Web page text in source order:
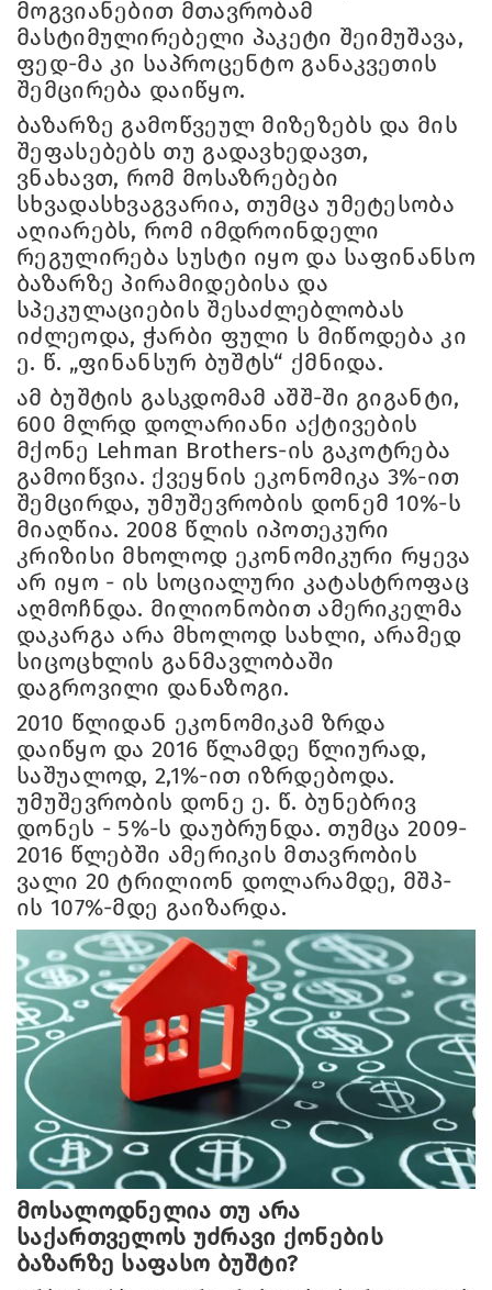
მოგვიანებით მთავრობამ
მასტიმულირებელი პაკეტი შეიმუშავა,
ფედ-მა კი საპროცენტო განაკვეთის
შემცირება დაიწყო.
ბაზარზე გამოწვეულ მიზეზებს და მის
შეფასებებს თუ გადავხედავთ,
ვნახავთ, რომ მოსაზრებები
სხვადასხვაგვარია, თუმცა უმეტესობა
აღიარებს, რომ იმდროინდელი
რეგულირება სუსტი იყო და საფინანსო
ბაზარზე პირამიდებისა და
სპეკულაციების შესაძლებლობას
იძლეოდა, ჭარბი ფული ს მიწოდება კი
ე. წ. „ფინანსურ ბუშტს“ ქმნიდა.
ამ ბუშტის გასკდომამ აშშ-ში გიგანტი,
600 მლრდ დოლარიანი აქტივების
მქონე Lehman Brothers-ის გაკოტრება
გამოიწვია. ქვეყნის ეკონომიკა 3%-ით
შემცირდა, უმუშევრობის დონემ 10%-ს
მიაღწია. 2008 წლის იპოთეკური
კრიზისი მხოლოდ ეკონომიკური რყევა
არ იყო - ის სოციალური კატასტროფაც
აღმოჩნდა. მილიონობით ამერიკელმა
დაკარგა არა მხოლოდ სახლი, არამედ
სიცოცხლის განმავლობაში
დაგროვილი დანაზოგი.
2010 წლიდან ეკონომიკამ ზრდა
დაიწყო და 2016 წლამდე წლიურად,
საშუალოდ, 2,1%-ით იზრდებოდა.
უმუშევრობის დონე ე. წ. ბუნებრივ
დონეს - 5%-ს დაუბრუნდა. თუმცა 2009-
2016 წლებში ამერიკის მთავრობის
ვალი 20 ტრილიონ დოლარამდე, მშპ-
ის 107%-მდე გაიზარდა.
მოსალოდნელია თუ არა
საქართველოს უძრავი ქონების
ბაზარზე საფასო ბუშტი?